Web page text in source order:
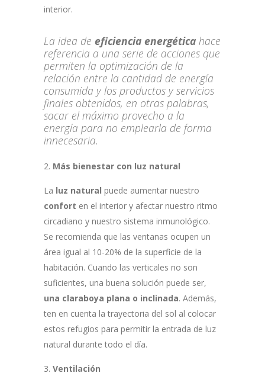
interior.
La idea de eficiencia energética hace
referencia a una serie de acciones que
permiten la optimización de la
relación entre la cantidad de energía
consumida y los productos y servicios
finales obtenidos, en otras palabras,
sacar el máximo provecho a la
energía para no emplearla de forma
innecesaria.
Más bienestar con luz natural
La luz natural puede aumentar nuestro
confort en el interior y afectar nuestro ritmo
circadiano y nuestro sistema inmunológico.
Se recomienda que las ventanas ocupen un
área igual al 10-20% de la superficie de la
habitación. Cuando las verticales no son
suficientes, una buena solución puede ser,
una claraboya plana o inclinada. Además,
ten en cuenta la trayectoria del sol al colocar
estos refugios para permitir la entrada de luz
natural durante todo el día.
Ventilación